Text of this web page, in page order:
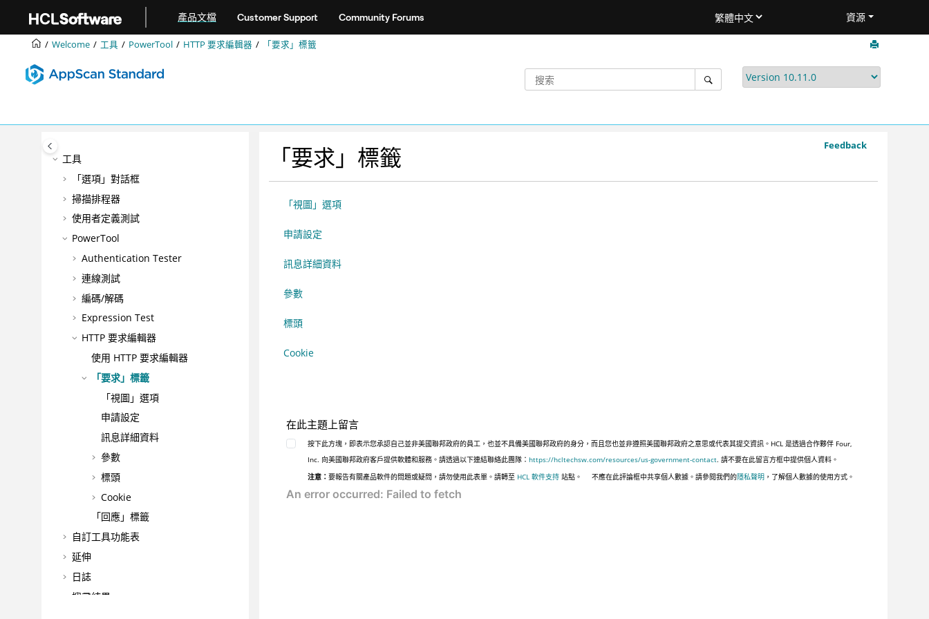
產品文檔 Customer Support Community Forums 資源
Welcome 工具 PowerTool HTTP 要求編輯器 「要求」標籤
配置
智慧型發現項目分析 (IFA)
正在掃描
工具
「選項」對話框
掃描排程器
使用者定義測試
PowerTool
Authentication Tester
連線測試
編碼/解碼
Expression Test
HTTP 要求編輯器
使用 HTTP 要求編輯器
「要求」標籤
「視圖」選項
申請設定
訊息詳細資料
參數
標頭
Cookie
「回應」標籤
自訂工具功能表
延伸
日誌
搜尋結果
Feedback
「要求」標籤
「視圖」選項
申請設定
訊息詳細資料
參數
標頭
Cookie
在此主題上留言
按下此方塊，即表示您承認自己並非美國聯邦政府的員工，也並不具備美國聯邦政府的身分，而且您也並非遵照美國聯邦政府之意思或代表其提交資訊。HCL 是透過合作夥伴 Four,
Inc. 向美國聯邦政府客戶提供軟體和服務。請透過以下連結聯絡此團隊：https://hcltechsw.com/resources/us-government-contact. 請不要在此留言方框中提供個人資料。
注意：要報告有關產品軟件的問題或疑問，請勿使用此表單。請轉至 HCL 軟件支持 站點。 不應在此評論框中共享個人數據。請參閱我們的隱私聲明 ，了解個人數據的使用方式。